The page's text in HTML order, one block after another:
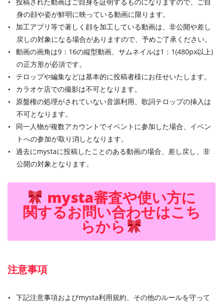
身の顔や姿が鮮明に映っている動画に限ります。
加工アプリ等で著しく顔を加工している動画は、非公開や差し
戻しの対象になる場合がありますので、予めご了承ください。
動画の画角は9：16の縦型動画、サムネイルは1：1(480px以上)
の正方形が必須です。
テロップや編集などは基本的に投稿者様にお任せいたします。
カラオケ店での撮影は不可となります。
原盤権の処理がされていない音源利用、歌詞テロップの挿入は
不可となります。
同一人物が複数アカウントでイベントに参加した場合、イベン
トへの参加が取り消しとなります。
過去にmystaに投稿したことのある動画の場合、差し戻し、非
公開の対象となります。
mysta審査や使い方に
関するお問い合わせはこち
らから
注意事項
下記注意事項およびmysta利用規約、その他のルールを守って